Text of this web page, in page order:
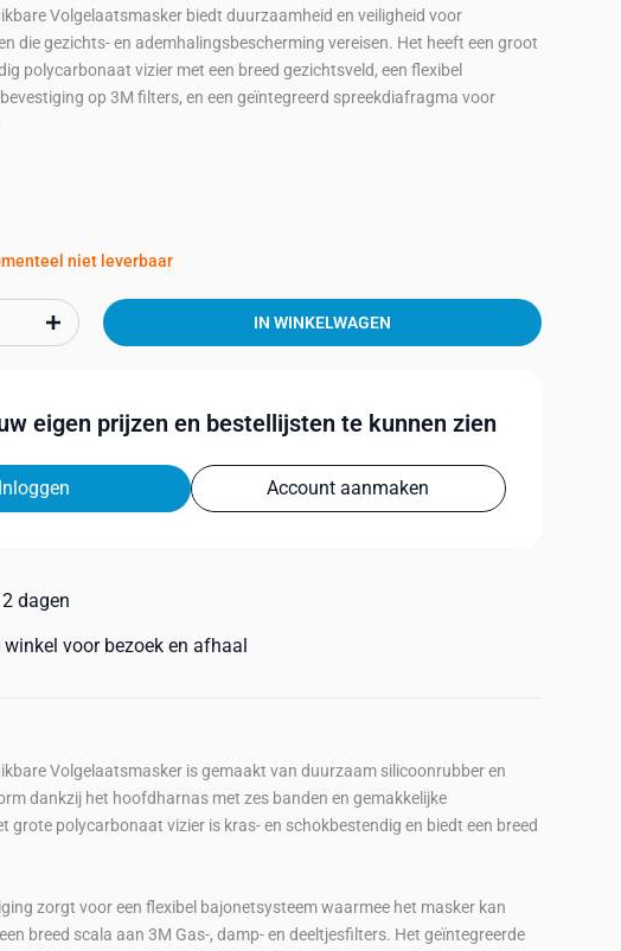
Volgelaatsmasker biedt duurzaamheid en veiligheid voor
die gezichts- en ademhalingsbescherming vereisen. Het heeft een groot
polycarbonaat vizier met een breed gezichtsveld, een flexibel
op 3M filters, en een geïntegreerd spreekdiafragma voor
niet leverbaar
IN WINKELWAGEN
eigen prijzen en bestellijsten te kunnen zien
Inloggen Account aanmaken
2 dagen
winkel voor bezoek en afhaal
Volgelaatsmasker is gemaakt van duurzaam silicoonrubber en
dankzij het hoofdharnas met zes banden en gemakkelijke
grote polycarbonaat vizier is kras- en schokbestendig en biedt een breed
zorgt voor een flexibel bajonetsysteem waarmee het masker kan
breed scala aan 3M Gas-, damp- en deeltjesfilters. Het geïntegreerde